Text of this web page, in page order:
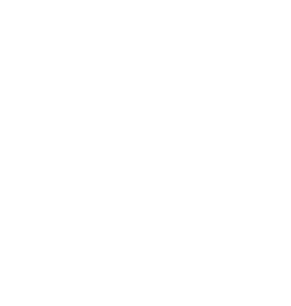
em Serralves e no Ferro